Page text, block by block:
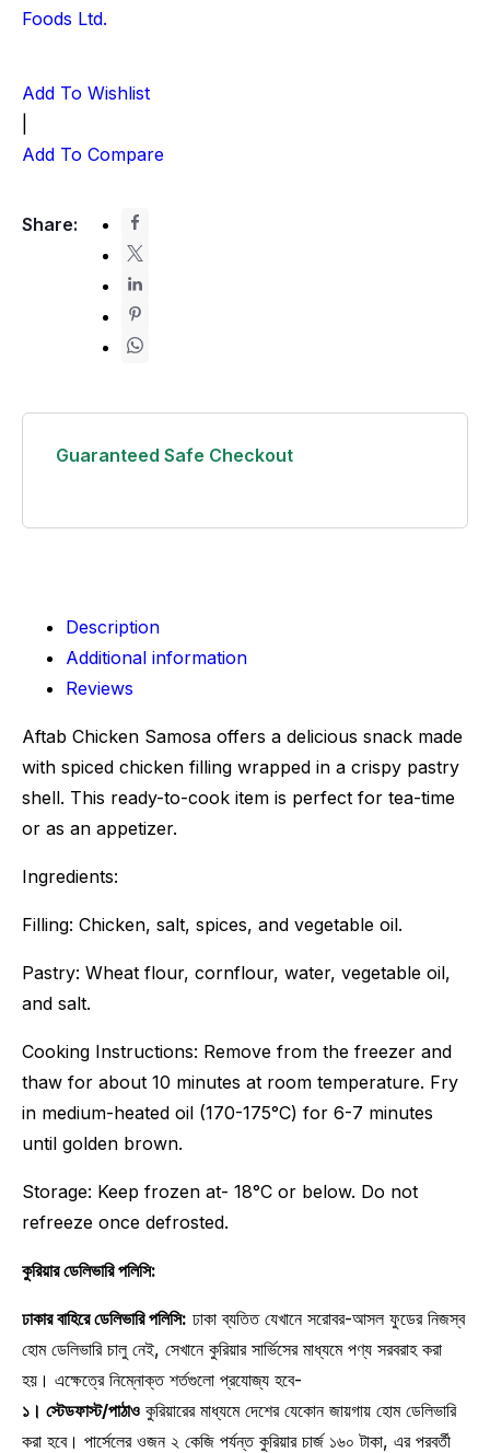
Foods Ltd.
Add To Wishlist
Add To Compare
Share:
Guaranteed Safe Checkout
Description
Additional information
Reviews
Aftab Chicken Samosa offers a delicious snack made
with spiced chicken filling wrapped in a crispy pastry
shell. This ready-to-cook item is perfect for tea-time
or as an appetizer.
Ingredients:
Filling: Chicken, salt, spices, and vegetable oil.
Pastry: Wheat flour, cornflour, water, vegetable oil,
and salt.
Cooking Instructions: Remove from the freezer and
thaw for about 10 minutes at room temperature. Fry
in medium-heated oil (170-175°C) for 6-7 minutes
until golden brown.
Storage: Keep frozen at- 18°C or below. Do not
refreeze once defrosted.
কুরিয়ার ডেলিভারি পলিসি:
ঢাকার বাহিরে ডেলিভারি পলিসি: ঢাকা ব্যতিত যেখানে সরোবর-আসল ফুডের নিজস্ব
হোম ডেলিভারি চালু নেই, সেখানে কুরিয়ার সার্ভিসের মাধ্যমে পণ্য সরবরাহ করা
হয়। এক্ষেত্রে নিম্নোক্ত শর্তগুলো প্রযোজ্য হবে-
১। স্টেডফাস্ট/পাঠাও কুরিয়ারের মাধ্যমে দেশের যেকোন জায়গায় হোম ডেলিভারি
করা হবে। পার্সেলের ওজন ২ কেজি পর্যন্ত কুরিয়ার চার্জ ১৬০ টাকা, এর পরবর্তী